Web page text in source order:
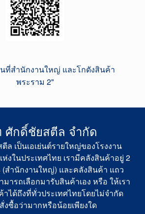
ที่สำนักงานใหญ่ และโกดังสินค้า
พระราม 2"
ศักดิ์ชัยสตีล จำกัด
ล เป็นเอเย่นต์รายใหญ่ของโรงงาน
งในประเทศไทย เรามีคลังสินค้าอยู่ 2
(สำนักงานใหญ่) และคลังสินค้า แถว
ารถเลือกมารับสินค้าเอง หรือ ให้เรา
ได้ถึงที่ทั่วประเทศไทยโดยไม่จำกัด
ซื้อว่ามากหรือน้อยเพียงใด